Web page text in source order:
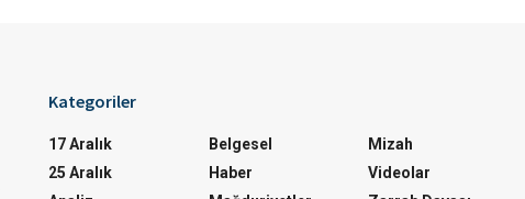
Kategoriler
17 Aralık
25 Aralık
Belgesel
Haber
Mizah
Videolar